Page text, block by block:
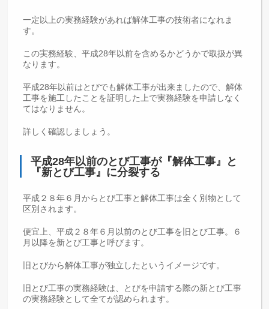
一定以上の実務経験があれば解体工事の技術者になれま
す。
この実務経験、平成28年以前を含めるかどうかで取扱が異
なります。
平成28年以前はとびでも解体工事が出来ましたので、解体
工事を施工したことを証明した上で実務経験を申請しなく
てはなりません。
詳しく確認しましょう。
平成28年以前のとび工事が『解体工事』と
『新とび工事』に分裂する
平成２８年６月からとび工事と解体工事は全く別物として
区別されます。
便宜上、平成２８年６月以前のとび工事を旧とび工事。６
月以降を新とび工事と呼びます。
旧とびから解体工事が独立したというイメージです。
旧とび工事の実務経験は、とびを申請する際の新とび工事
の実務経験として全てが認められます。